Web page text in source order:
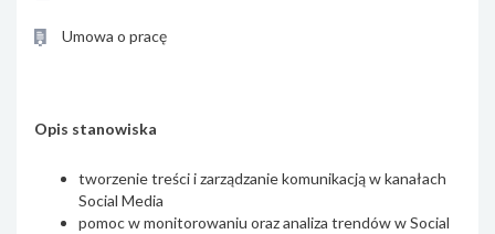
Umowa o pracę
Opis stanowiska
tworzenie treści i zarządzanie komunikacją w kanałach
Social Media
pomoc w monitorowaniu oraz analiza trendów w Social